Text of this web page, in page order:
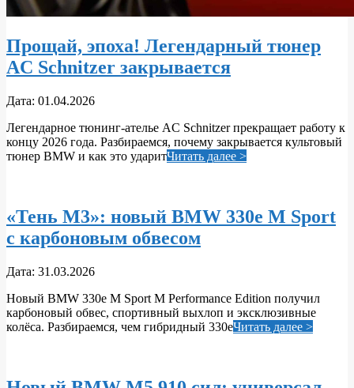
Прощай, эпоха! Легендарный тюнер
AC Schnitzer закрывается
2026-
01
Дата: 01.04.2026
Легендарное тюнинг‑ателье AC Schnitzer прекращает работу к
концу 2026 года. Разбираемся, почему закрывается культовый
тюнер BMW и как это ударитЧитать далее >
«Тень M3»: новый BMW 330e M Sport
с карбоновым обвесом
2026-
31
Дата: 31.03.2026
Новый BMW 330e M Sport M Performance Edition получил
карбоновый обвес, спортивный выхлоп и эксклюзивные
колёса. Разбираемся, чем гибридный 330eЧитать далее >